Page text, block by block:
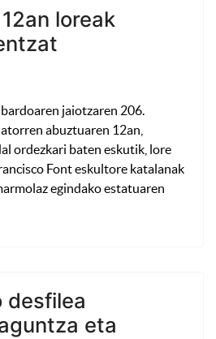
loreak
jaiotzaren 206.
abuztuaren 12an,
ordezkari baten eskutik, lore
Font eskultore katalanak
egindako estatuaren
desfilea
eta